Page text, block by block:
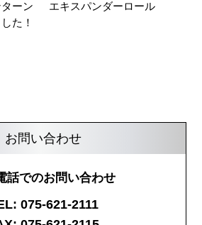
ーン
た！
エキスパンダーロール
お問い合わせ
話でのお問い合わせ
075-621-2111